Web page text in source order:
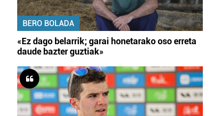
BERO BOLADA
«Ez dago belarrik; garai honetarako oso erreta
daude bazter guztiak»